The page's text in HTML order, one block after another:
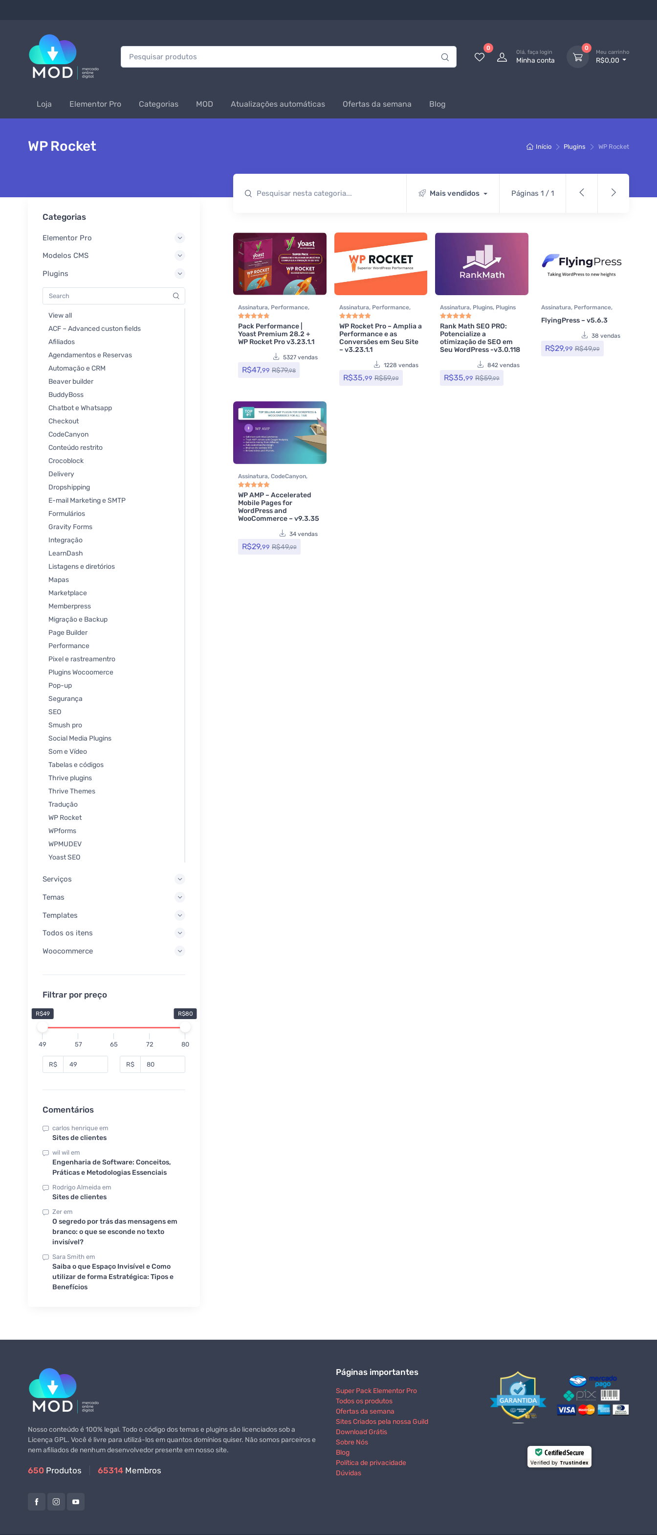
Procurar: 0
Olá, faça login
Minha conta
0
Meu carrinho
R$0,00
Loja Elementor Pro Categorias MOD Atualizações automáticas Ofertas da semana Blog
Início Plugins WP Rocket
WP Rocket
Mais vendidos Páginas 1 / 1
Assinatura, Performance,
Plugins, SEO
WP Rocket, Yoast SEO
Avaliação4.85 de 5
Pack Performance |
Yoast Premium 28.2 +
WP Rocket Pro v3.23.1.1
5327 vendas
R$47,99 R$79,98
Assinatura, Performance,
Plugins, Todos os itens
Rocket
Avaliação5.00 de 5
WP Rocket Pro – Amplia a
Performance e as
Conversões em Seu Site
– v3.23.1.1
1228 vendas
R$35,99 R$59,99
Assinatura, Plugins, Plugins
Wocoomerce
itens, WP Rocket
Avaliação 5.00de 5
Rank Math SEO PRO:
Potencialize a
otimização de SEO em
Seu WordPress -v3.0.118
842 vendas
R$35,99 R$59,99
Assinatura, Performance,
Plugins
, Todos os itens , WP
Rocket
FlyingPress – v5.6.3
38 vendas
R$29,99 R$49,99
Assinatura, CodeCanyon,
Performance
Plugins Wocoomerce, SEO,
Todos os itens,
Woocommerce, WP Rocket
Yoast SEO
Avaliação5.00 de 5
WP AMP – Accelerated
Mobile Pages for
WordPress and
WooCommerce – v9.3.35
34 vendas
R$29,99 R$49,99
Categorias
Elementor Pro
Modelos CMS
Plugins
View all
ACF – Advanced custon fields
Afiliados
Agendamentos e Reservas
Automação e CRM
Beaver builder
BuddyBoss
Chatbot e Whatsapp
Checkout
CodeCanyon
Conteúdo restrito
Crocoblock
Delivery
Dropshipping
E-mail Marketing e SMTP
Formulários
Gravity Forms
Integração
LearnDash
Listagens e diretórios
Mapas
Marketplace
Memberpress
Migração e Backup
Page Builder
Performance
Pixel e rastreamentro
Plugins Wocoomerce
Pop-up
Segurança
SEO
Smush pro
Social Media Plugins
Som e Vídeo
Tabelas e códigos
Thrive plugins
Thrive Themes
Tradução
WP Rocket
WPforms
WPMUDEV
Yoast SEO
Serviços
Temas
Templates
Todos os itens
Woocommerce
Filtrar por preço
R$49 R$80
49 57 65 72 80
R$ R$
Comentários
carlos henrique em
Sites de clientes
wil wil em
Engenharia de Software: Conceitos,
Práticas e Metodologias Essenciais
Rodrigo Almeida em
Sites de clientes
Zer em
O segredo por trás das mensagens em
branco: o que se esconde no texto
invisível?
Sara Smith em
Saiba o que Espaço Invisível e Como
utilizar de forma Estratégica: Tipos e
Benefícios
Nosso conteúdo é 100% legal. Todo o código dos temas e plugins são licenciados sob a
Licença GPL. Você é livre para utilizá-los em quantos domínios quiser. Não somos parceiros e
nem afiliados de nenhum desenvolvedor presente em nosso site.
650 Produtos 65314 Membros
Páginas importantes
Super Pack Elementor Pro
Todos os produtos
Ofertas da semana
Sites Criados pela nossa Guild
Download Grátis
Sobre Nós
Blog
Política de privacidade
Dúvidas
Certified Secure
Verified by Trustindex